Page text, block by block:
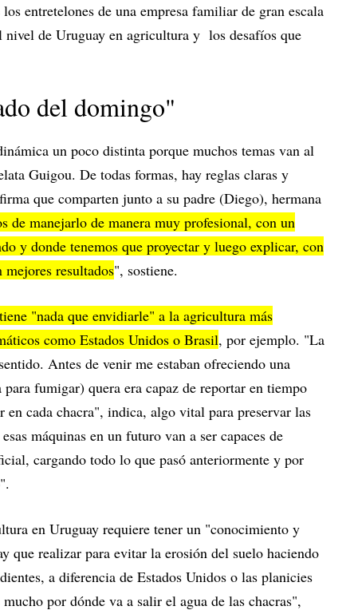
entretelones de una empresa familiar de gran escala
nivel de Uruguay en agricultura y los desafíos que
del domingo"
un poco distinta porque muchos temas van al
Guigou. De todas formas, hay reglas claras y
que comparten junto a su padre (Diego), hermana
de manejarlo de manera muy profesional, con un
y donde tenemos que proyectar y luego explicar, con
resultados", sostiene.
"nada que envidiarle" a la agricultura más
como Estados Unidos o Brasil, por ejemplo. "La
Antes de venir me estaban ofreciendo una
fumigar) quera era capaz de reportar en tiempo
en cada chacra", indica, algo vital para preservar las
máquinas en un futuro van a ser capaces de
cargando todo lo que pasó anteriormente y por
en Uruguay requiere tener un "conocimiento y
que realizar para evitar la erosión del suelo haciendo
a diferencia de Estados Unidos o las planicies
por dónde va a salir el agua de las chacras",